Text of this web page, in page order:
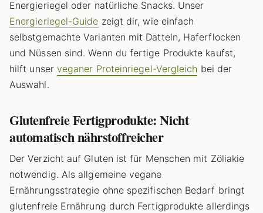
Energieriegel oder natürliche Snacks. Unser
Energieriegel-Guide zeigt dir, wie einfach
selbstgemachte Varianten mit Datteln, Haferflocken
und Nüssen sind. Wenn du fertige Produkte kaufst,
hilft unser veganer Proteinriegel-Vergleich bei der
Auswahl.
Glutenfreie Fertigprodukte: Nicht
automatisch nährstoffreicher
Der Verzicht auf Gluten ist für Menschen mit Zöliakie
notwendig. Als allgemeine vegane
Ernährungsstrategie ohne spezifischen Bedarf bringt
glutenfreie Ernährung durch Fertigprodukte allerdings